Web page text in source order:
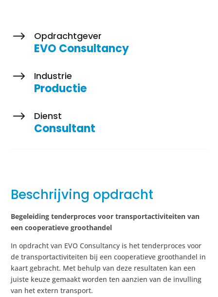
$ Opdrachtgever
EVO Consultancy
$ Industrie
Productie
$ Dienst
Consultant
Beschrijving opdracht
Begeleiding tenderproces voor transportactiviteiten van
een cooperatieve groothandel
In opdracht van EVO Consultancy is het tenderproces voor
de transportactiviteiten bij een cooperatieve groothandel in
kaart gebracht. Met behulp van deze resultaten kan een
juiste keuze gemaakt worden ten aanzien van de invulling
van het extern transport.